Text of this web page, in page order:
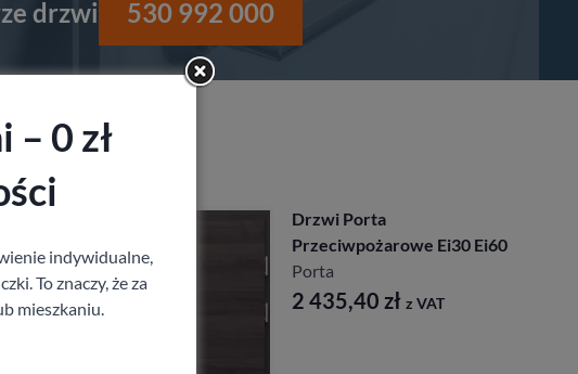
drzwi 530 992 000
Przeciwpożarowe Ei30 Ei60
2 435,40 z VAT
0 zł
indywidualne,
To znaczy, że za
mieszkaniu.